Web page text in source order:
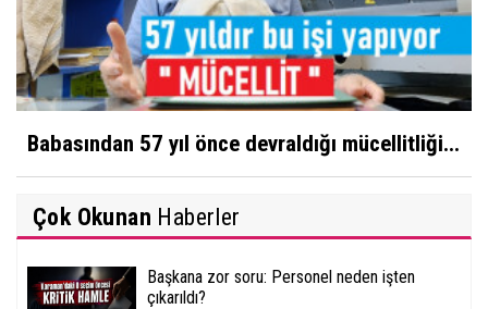
Babasından 57 yıl önce devraldığı mücellitliği...
Çok Okunan Haberler
Başkana zor soru: Personel neden işten
çıkarıldı?